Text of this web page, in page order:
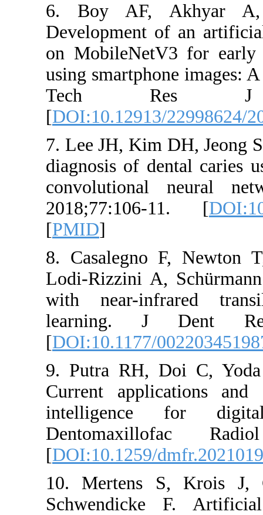
6. Boy
on
using
Tech
[
7. Lee JH,
diagnosis of
8.
Lodi-Rizzini
with near-
learning.
[
9. Putra
Current
[
10.